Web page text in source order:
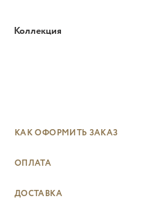
Коллекция
КАК ОФОРМИТЬ ЗАКАЗ
ОПЛАТА
ДОСТАВКА